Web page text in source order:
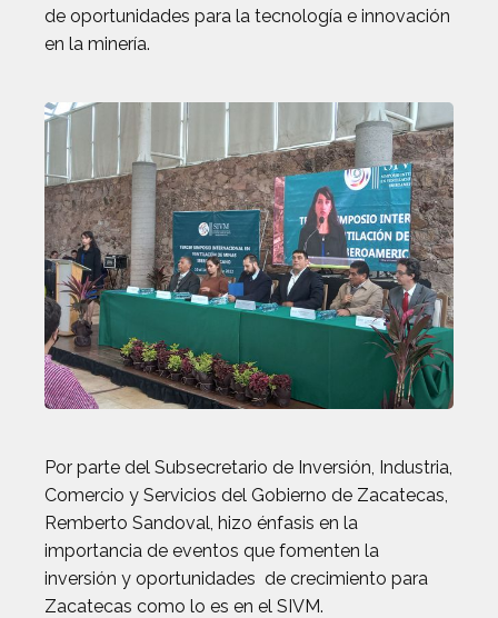
de oportunidades para la tecnología e innovación
en la minería.
Por parte del Subsecretario de Inversión, Industria,
Comercio y Servicios del Gobierno de Zacatecas,
Remberto Sandoval, hizo énfasis en la
importancia de eventos que fomenten la
inversión y oportunidades de crecimiento para
Zacatecas como lo es en el SIVM.